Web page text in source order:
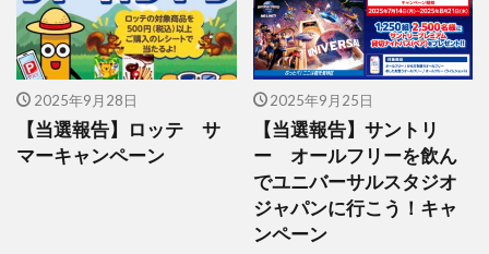
2025年9月28日
【当選報告】ロッテ サ
マーキャンペーン
2025年9月25日
【当選報告】サントリ
ー オールフリーを飲ん
でユニバーサルスタジオ
ジャパンに行こう！キャ
ンペーン